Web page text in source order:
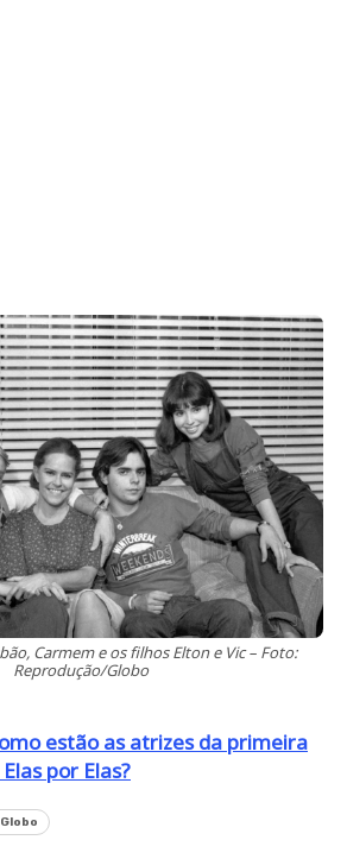
Carmem e os filhos Elton e Vic – Foto:
Reprodução/Globo
estão as atrizes da primeira
por Elas?